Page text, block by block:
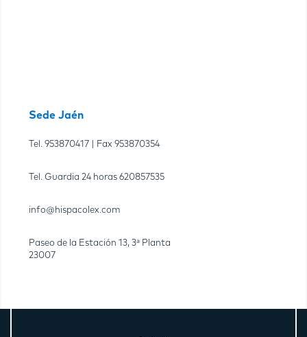
Sede Jaén
Tel. 953870417 | Fax 953870354
Tel. Guardia 24 horas 620857535
info@hispacolex.com
Paseo de la Estación 13, 3ª Planta
23007